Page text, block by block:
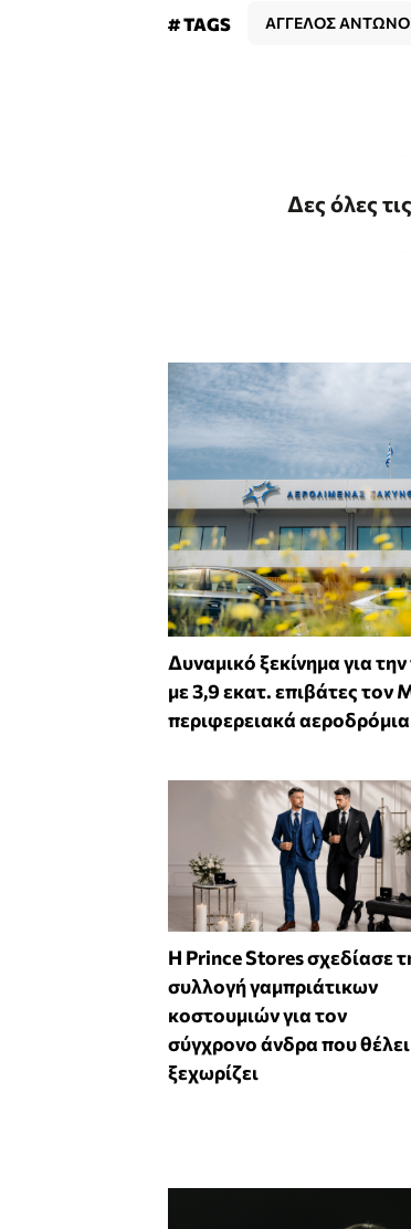
# TAGS ΑΓΓΕΛΟΣ
Δες όλες
Δυναμικό ξεκίνημα για
με 3,9 εκατ. επιβάτες τον
περιφερειακά αεροδρόμια
Η Prince Stores σχεδίασε
συλλογή γαμπριάτικων
κοστουμιών για τον
σύγχρονο άνδρα που
ξεχωρίζει